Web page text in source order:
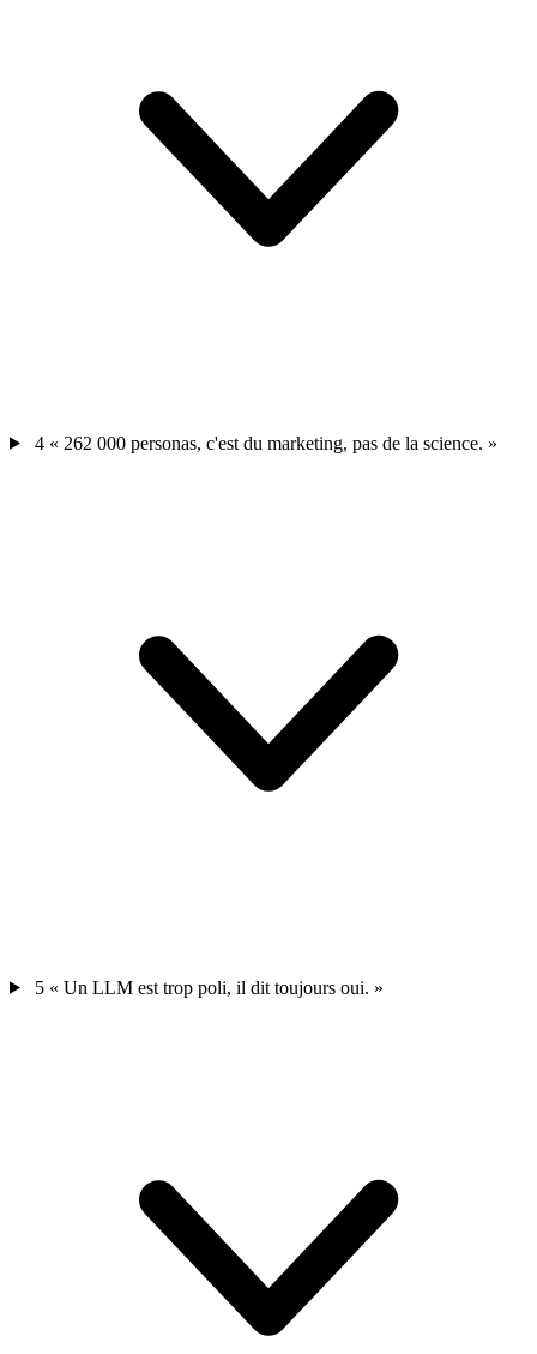
4 « 262 000 personas, c'est du marketing, pas de la science. »
5 « Un LLM est trop poli, il dit toujours oui. »